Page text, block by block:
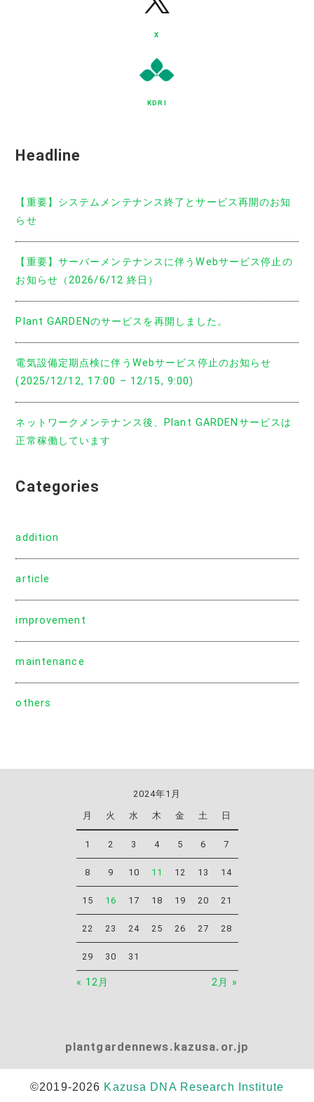
X
KDRI
Headline
【重要】システムメンテナンス終了とサービス再開のお知
らせ
【重要】サーバーメンテナンスに伴うWebサービス停止の
お知らせ（2026/6/12 終日）
Plant GARDENのサービスを再開しました。
電気設備定期点検に伴うWebサービス停止のお知らせ
(2025/12/12, 17:00 – 12/15, 9:00)
ネットワークメンテナンス後、Plant GARDENサービスは
正常稼働しています
Categories
addition
article
improvement
maintenance
others
2024年1月
月 火 水 木 金 土 日
1 2 3 4 5 6 7
8 9 10 11 12 13 14
15 16 17 18 19 20 21
22 23 24 25 26 27 28
29 30 31
« 12月 2月 »
plantgardennews.kazusa.or.jp
©2019-2026 Kazusa DNA Research Institute